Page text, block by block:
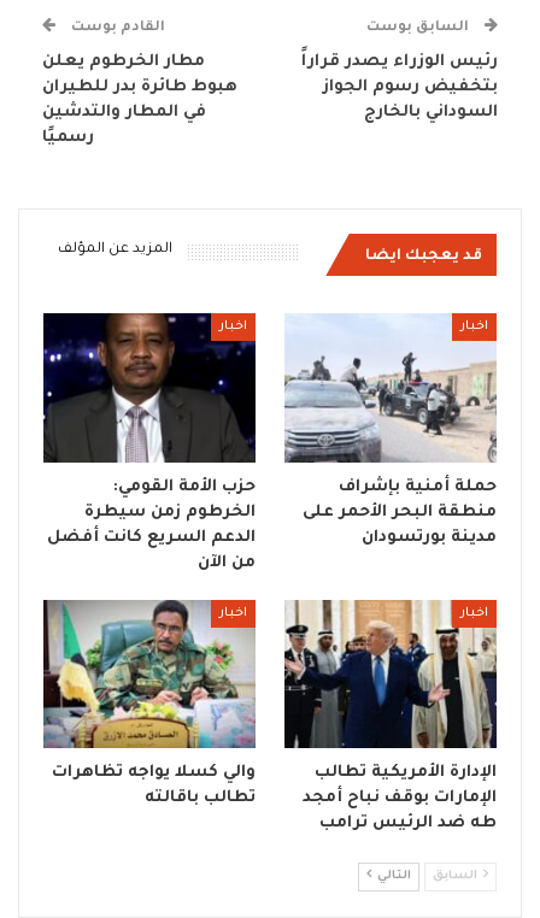
السابق بوست
رئيس الوزراء يصدر قراراً
بتخفيض رسوم الجواز
السوداني بالخارج
القادم بوست
مطار الخرطوم يعلن
هبوط طائرة بدر للطيران
في المطار والتدشين
رسميًا
قد يعجبك ايضا المزيد عن المؤلف
اخبار
حملة أمنية بإشراف
منطقة البحر الأحمر على
مدينة بورتسودان
اخبار
حزب الأمة القومي:
الخرطوم زمن سيطرة
الدعم السريع كانت أفضل
من الآن
اخبار
الإدارة الأمريكية تطالب
الإمارات بوقف نباح أمجد
طه ضد الرئيس ترامب
اخبار
والي كسلا يواجه تظاهرات
تطالب باقالته
السابق التالي